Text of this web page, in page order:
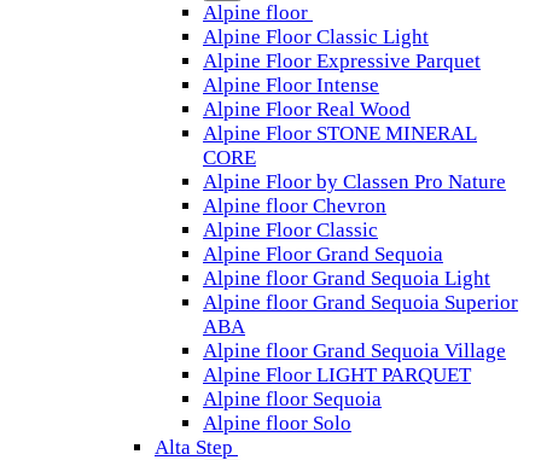
Alpine floor
Alpine Floor Classic Light
Alpine Floor Expressive Parquet
Alpine Floor Intense
Alpine Floor Real Wood
Alpine Floor STONE MINERAL
CORE
Alpine Floor by Classen Pro Nature
Alpine floor Chevron
Alpine Floor Classic
Alpine Floor Grand Sequoia
Alpine floor Grand Sequoia Light
Alpine floor Grand Sequoia Superior
ABA
Alpine floor Grand Sequoia Village
Alpine Floor LIGHT PARQUET
Alpine floor Sequoia
Alpine floor Solo
Alta Step